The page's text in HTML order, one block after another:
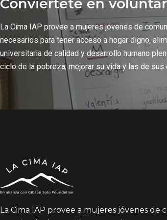
Conviértete en
La Cima IAP provee a mujeres jóvenes de
necesarios para tener acceso a hogar digno,
universitaria de calidad y desarrollo humano
ciclo de la pobreza, mejorar su vida y las de
La Cima IAP provee a mujeres jóvenes de